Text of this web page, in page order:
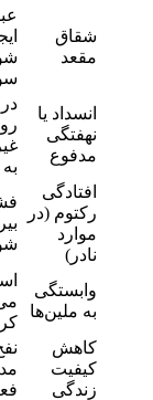
شقاق
مقعد
انسداد یا
نهفتگی
مدفوع
افتادگی
رکتوم (در
موارد
نادر)
وابستگی
به ملین‌ها
کاهش
کیفیت
زندگی